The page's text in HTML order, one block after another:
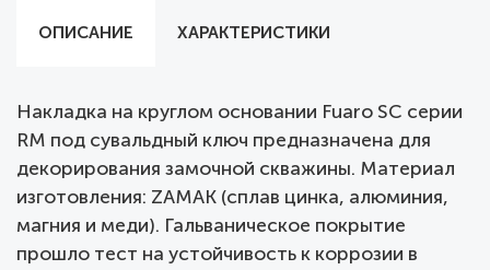
ОПИСАНИЕ ХАРАКТЕРИСТИКИ
Накладка на круглом основании Fuaro SC серии
RM под сувальдный ключ предназначена для
декорирования замочной скважины. Материал
изготовления: ZAMAK (сплав цинка, алюминия,
магния и меди). Гальваническое покрытие
прошло тест на устойчивость к коррозии в